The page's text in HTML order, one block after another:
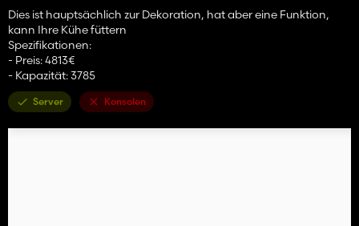
Dies ist hauptsächlich zur Dekoration, hat aber eine Funktion,
kann Ihre Kühe füttern
Spezifikationen:
- Preis: 4813€
- Kapazität: 3785
Server Konsolen